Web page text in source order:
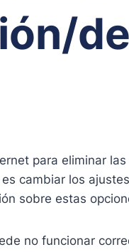
para eliminar
cambiar los
sobre estas
no funcionar